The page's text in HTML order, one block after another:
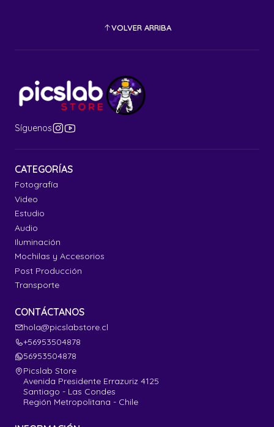
VOLVER ARRIBA
Síguenos
CATEGORÍAS
Fotografía
Video
Estudio
Audio
Iluminación
Mochilas y Accesorios
Post Producción
Transporte
CONTÁCTANOS
hola@picslabstore.cl
+56953504878
56953504878
Picslab Store
Avenida Presidente Errazuriz 4125
Santiago - Las Condes
Región Metropolitana - Chile